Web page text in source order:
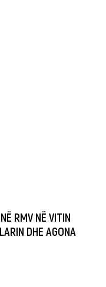
RMV NË VITIN
DHE AGONA